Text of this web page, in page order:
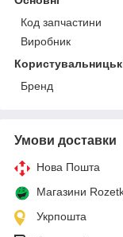
Код запчастини
Виробник
Бренд
Умови доставки
Нова Пошта
Магазини
Укрпошта